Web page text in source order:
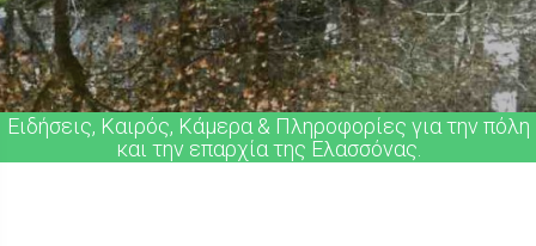
Ειδήσεις, Καιρός, Κάμερα & Πληροφορίες για την πόλη
και την επαρχία της Ελασσόνας.